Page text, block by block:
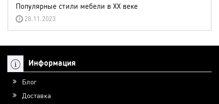
Популярные стили мебели в XX веке
28.11.2023
Информация
Блог
Доставка